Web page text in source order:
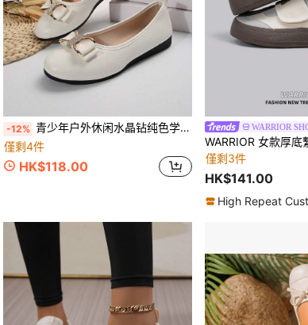
-12% 青少年户外休闲水晶钻纯色学院风蝴蝶结度假舒适轻便学生平底鞋
僅剩4件
HK$118.00
WARRIOR
僅剩3件
HK$141.00
High Repeat